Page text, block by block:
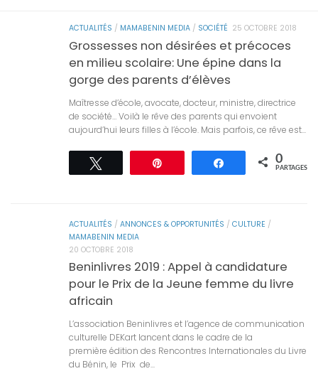
ACTUALITÉS / MAMABENIN MEDIA / SOCIÉTÉ 25 OCTOBRE 2018
Grossesses non désirées et précoces
en milieu scolaire: Une épine dans la
gorge des parents d’élèves
Maîtresse d’école, avocate, docteur, ministre, directrice
de société… Voilà le rêve des parents qui envoient
aujourd’hui leurs filles à l’école. Mais parfois, ce rêve est...
Partagez 0
PARTAGES
ACTUALITÉS / ANNONCES & OPPORTUNITÉS / CULTURE /
MAMABENIN MEDIA
20 OCTOBRE 2018
Beninlivres 2019 : Appel à candidature
pour le Prix de la Jeune femme du livre
africain
L’association Beninlivres et l’agence de communication
culturelle DEKart lancent dans le cadre de la
première édition des Rencontres Internationales du Livre
du Bénin, le Prix de...